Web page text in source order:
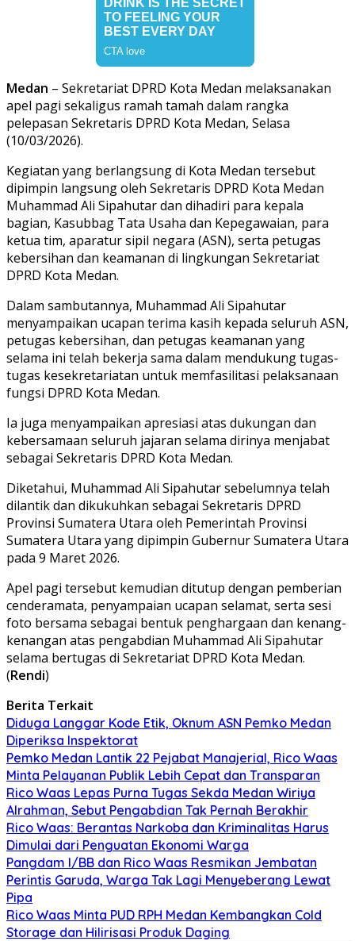
Medan – Sekretariat DPRD Kota Medan melaksanakan
apel pagi sekaligus ramah tamah dalam rangka
pelepasan Sekretaris DPRD Kota Medan, Selasa
(10/03/2026).
Kegiatan yang berlangsung di Kota Medan tersebut
dipimpin langsung oleh Sekretaris DPRD Kota Medan
Muhammad Ali Sipahutar dan dihadiri para kepala
bagian, Kasubbag Tata Usaha dan Kepegawaian, para
ketua tim, aparatur sipil negara (ASN), serta petugas
kebersihan dan keamanan di lingkungan Sekretariat
DPRD Kota Medan.
Dalam sambutannya, Muhammad Ali Sipahutar
menyampaikan ucapan terima kasih kepada seluruh ASN,
petugas kebersihan, dan petugas keamanan yang
selama ini telah bekerja sama dalam mendukung tugas-
tugas kesekretariatan untuk memfasilitasi pelaksanaan
fungsi DPRD Kota Medan.
Ia juga menyampaikan apresiasi atas dukungan dan
kebersamaan seluruh jajaran selama dirinya menjabat
sebagai Sekretaris DPRD Kota Medan.
Diketahui, Muhammad Ali Sipahutar sebelumnya telah
dilantik dan dikukuhkan sebagai Sekretaris DPRD
Provinsi Sumatera Utara oleh Pemerintah Provinsi
Sumatera Utara yang dipimpin Gubernur Sumatera Utara
pada 9 Maret 2026.
Apel pagi tersebut kemudian ditutup dengan pemberian
cenderamata, penyampaian ucapan selamat, serta sesi
foto bersama sebagai bentuk penghargaan dan kenang-
kenangan atas pengabdian Muhammad Ali Sipahutar
selama bertugas di Sekretariat DPRD Kota Medan.
(Rendi)
Berita Terkait
Diduga Langgar Kode Etik, Oknum ASN Pemko Medan
Diperiksa Inspektorat
Pemko Medan Lantik 22 Pejabat Manajerial, Rico Waas
Minta Pelayanan Publik Lebih Cepat dan Transparan
Rico Waas Lepas Purna Tugas Sekda Medan Wiriya
Alrahman, Sebut Pengabdian Tak Pernah Berakhir
Rico Waas: Berantas Narkoba dan Kriminalitas Harus
Dimulai dari Penguatan Ekonomi Warga
Pangdam I/BB dan Rico Waas Resmikan Jembatan
Perintis Garuda, Warga Tak Lagi Menyeberang Lewat
Pipa
Rico Waas Minta PUD RPH Medan Kembangkan Cold
Storage dan Hilirisasi Produk Daging